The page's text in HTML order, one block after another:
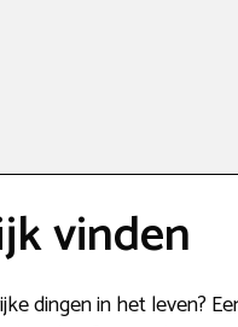
vinden
dingen in het leven?